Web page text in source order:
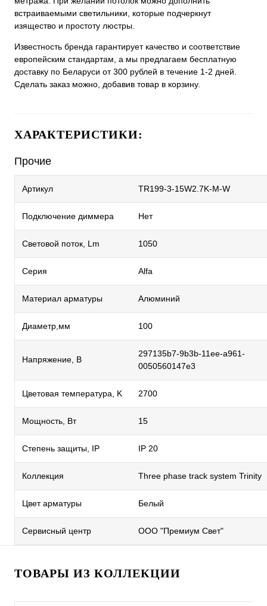
встраиваемыми светильники, которые подчеркнут
изящество и простоту люстры.
Известность бренда гарантирует качество и соответствие
европейским стандартам, а мы предлагаем бесплатную
доставку по Беларуси от 300 рублей в течение 1-2 дней.
Сделать заказ можно, добавив товар в корзину.
ХАРАКТЕРИСТИКИ:
Прочие
Артикул TR199-3-15W2.7K-M-W
Подключение диммера Нет
Световой поток, Lm 1050
Серия Alfa
Материал арматуры Алюминий
Диаметр,мм 100
Напряжение, В
297135b7-9b3b-11ee-a961-
0050560147e3
Цветовая температура, K 2700
Мощность, Вт 15
Степень защиты, IP IP 20
Коллекция Three phase track system Trinity
Цвет арматуры Белый
Сервисный центр ООО "Премиум Свет"
ТОВАРЫ ИЗ КОЛЛЕКЦИИ